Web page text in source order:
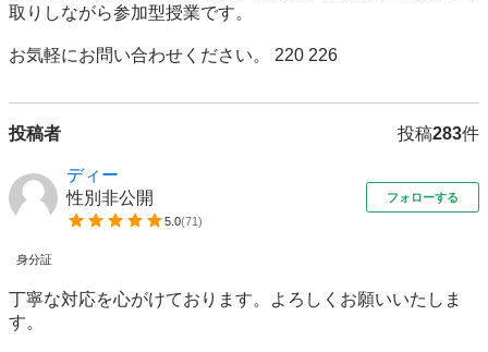
取りしながら参加型授業です。
お気軽にお問い合わせください。 220 226
投稿者 投稿283件
ディー
性別非公開
5.0(71)
フォローする
身分証
丁寧な対応を心がけております。よろしくお願いいたしま
す。